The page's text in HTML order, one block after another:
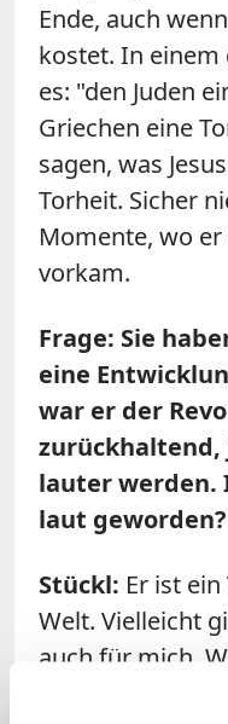
Ende, auch
kostet. In einem
es: "den Juden
Griechen eine
sagen, was
Torheit. Sicher
Momente, wo
vorkam.
Frage: Sie
eine
war er der
lauter werden.
laut geworden?
Stückl: Er ist
Welt. Vielleicht
auch für mich.
also dass er an